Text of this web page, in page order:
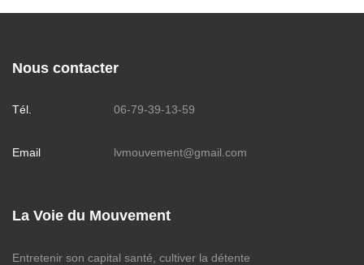
Nous contacter
Tél. 06-79-39-13-59
Email lvmouvement@gmail.com
La Voie du Mouvement
Entretenir son capital santé, cultiver la détente